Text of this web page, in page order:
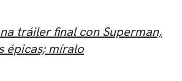
tráiler final con Superman,
épicas; míralo